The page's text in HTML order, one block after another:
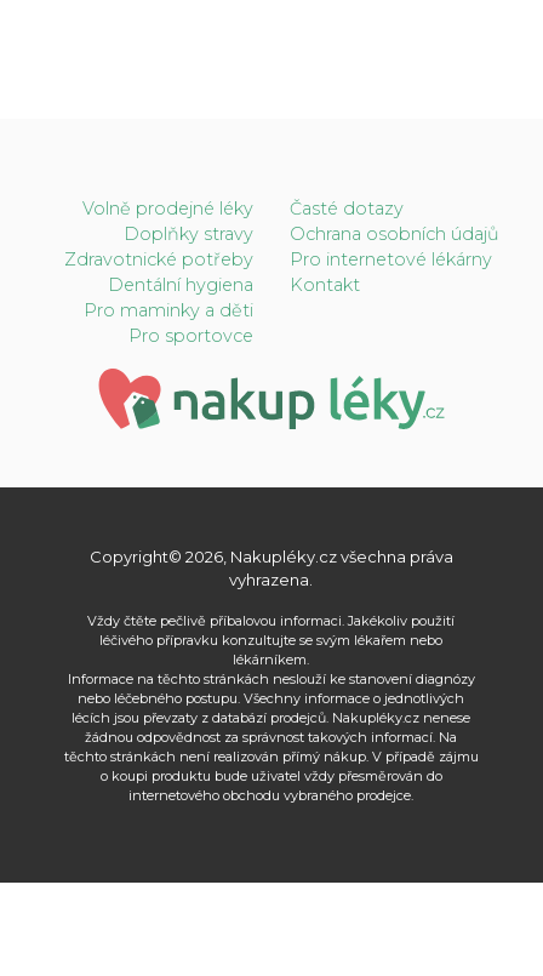
Volně prodejné léky
Doplňky stravy
Zdravotnické potřeby
Dentální hygiena
Pro maminky a děti
Pro sportovce
Časté dotazy
Ochrana osobních údajů
Pro internetové lékárny
Kontakt
Copyright© 2026, Nakupléky.cz všechna práva
vyhrazena.
Vždy čtěte pečlivě příbalovou informaci. Jakékoliv použití
léčivého přípravku konzultujte se svým lékařem nebo
lékárníkem.
Informace na těchto stránkách neslouží ke stanovení diagnózy
nebo léčebného postupu. Všechny informace o jednotlivých
lécích jsou převzaty z databází prodejců. Nakupléky.cz nenese
žádnou odpovědnost za správnost takových informací. Na
těchto stránkách není realizován přímý nákup. V případě zájmu
o koupi produktu bude uživatel vždy přesměrován do
internetového obchodu vybraného prodejce.